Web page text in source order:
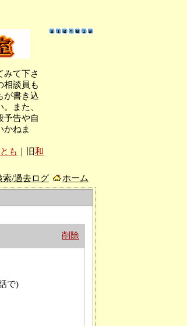
て下さ
相談員も
が書き込
また、
予告や自
かねま
も ｜旧和
索/過去ログ ホーム
削除
で)